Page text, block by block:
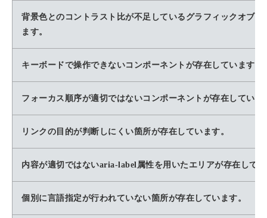
背景色とのコントラスト比が不足しているグラフィックオブジ
ます。
キーボードで操作できないコンポーネントが存在しています。
フォーカス順序が適切ではないコンポーネントが存在していま
リンクの目的が判断しにくい箇所が存在しています。
内容が適切ではないaria-label属性を用いたエリアが存在して
個別に言語指定が行われていない箇所が存在しています。